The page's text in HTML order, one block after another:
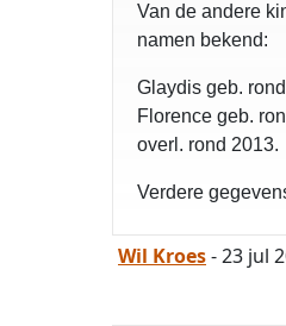
Van de andere
namen bekend:
Glaydis geb.
Florence geb.
overl. rond 2013.
Verdere
Wil Kroes- 23 jul